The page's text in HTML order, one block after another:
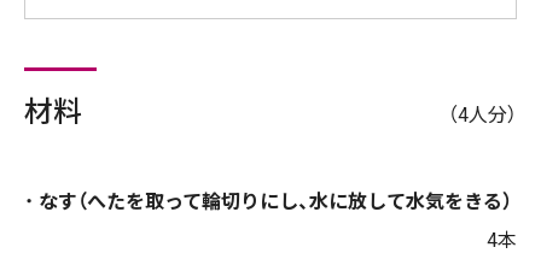
材料 （4人分）
なす（へたを取って輪切りにし、水に放して水気をきる）
4本